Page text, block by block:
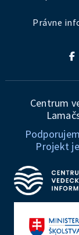
Právne
Centrum
Projekt